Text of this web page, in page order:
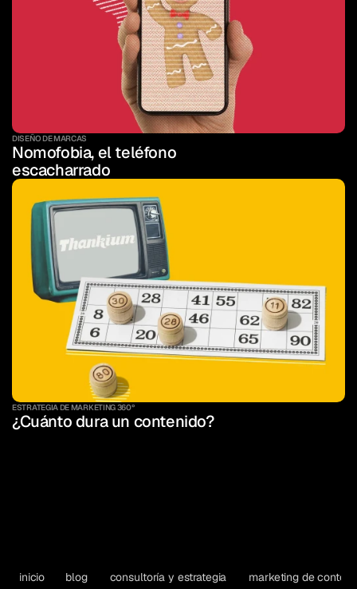
DISEÑO DE MARCAS
Nomofobia, el teléfono
escacharrado
ESTRATEGIA DE MARKETING 360º
¿Cuánto dura un contenido?
inicio blog consultoría y estrategia marketing de